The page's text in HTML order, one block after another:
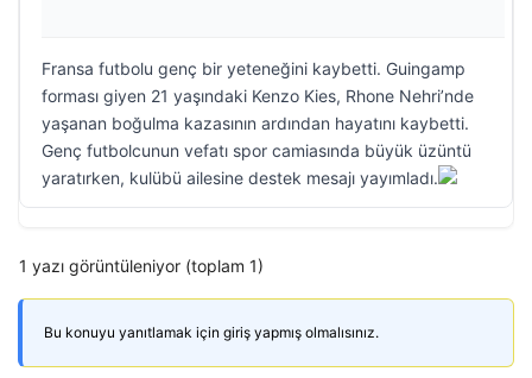
Fransa futbolu genç bir yeteneğini kaybetti. Guingamp
forması giyen 21 yaşındaki Kenzo Kies, Rhone Nehri’nde
yaşanan boğulma kazasının ardından hayatını kaybetti.
Genç futbolcunun vefatı spor camiasında büyük üzüntü
yaratırken, kulübü ailesine destek mesajı yayımladı.
1 yazı görüntüleniyor (toplam 1)
Bu konuyu yanıtlamak için giriş yapmış olmalısınız.